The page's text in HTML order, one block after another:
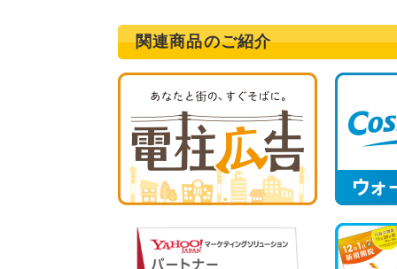
関連商品のご紹介